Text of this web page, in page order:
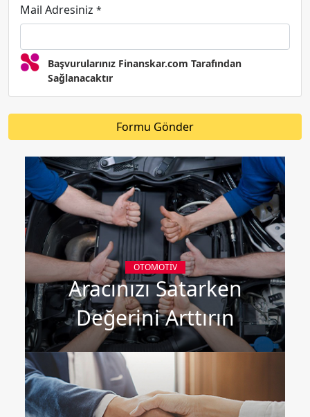
Mail Adresiniz *
Başvurularınız Finanskar.com Tarafından
Sağlanacaktır
Formu Gönder
OTOMOTIV
Aracınızı Satarken
Değerini Arttırın